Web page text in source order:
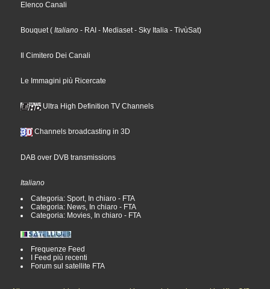
Elenco Canali
Bouquet( Italiano - RAI - Mediaset- Sky Italia - TivùSat)
Il Cimitero Dei Canali
Le Immagini più Ricercate
Ultra High Definition TV Channels
Channels broadcasting in 3D
DAB over DVB transmissions
Italiano
Categoria: Sport, In chiaro - FTA
Categoria: News, In chiaro - FTA
Categoria: Movies, In chiaro - FTA
Frequenze Feed
I Feed più recenti
Forum sul satellite FTA